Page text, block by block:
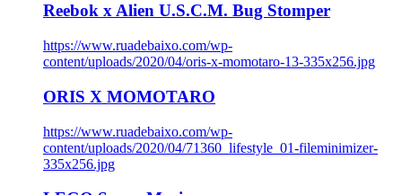
Reebok x Alien U.S.C.M. Bug Stomper
https://www.ruadebaixo.com/wp-
content/uploads/2020/04/oris-x-momotaro-13-335x256.jpg
ORIS X MOMOTARO
https://www.ruadebaixo.com/wp-
content/uploads/2020/04/71360_lifestyle_01-fileminimizer-
335x256.jpg